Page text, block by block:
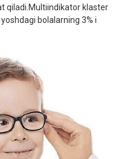
qiladi.Multiindikator klaster
bolalarning 3% i